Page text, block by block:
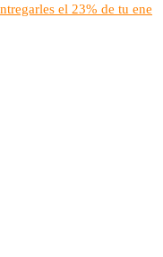
el 23% de tu ene